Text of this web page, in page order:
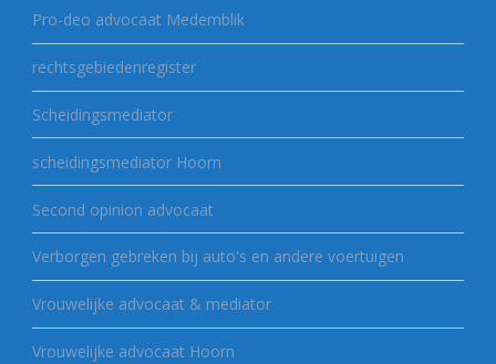
Pro-deo advocaat Medemblik
rechtsgebiedenregister
Scheidingsmediator
scheidingsmediator Hoorn
Second opinion advocaat
Verborgen gebreken bij auto's en andere voertuigen
Vrouwelijke advocaat & mediator
Vrouwelijke advocaat Hoorn